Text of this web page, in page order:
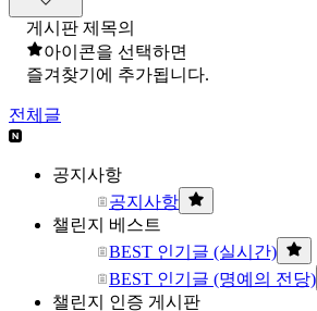
게시판 제목의
아이콘을 선택하면
즐겨찾기에 추가됩니다.
전체글
공지사항
공지사항
챌린지 베스트
BEST 인기글 (실시간)
BEST 인기글 (명예의 전당)
챌린지 인증 게시판